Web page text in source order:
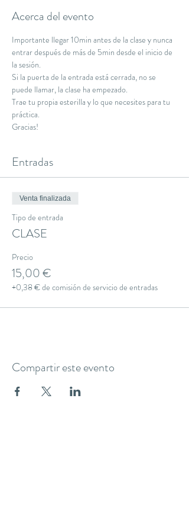
Acerca del evento
Importante llegar 10min antes de la clase y nunca
entrar después de más de 5min desde el inicio de
la sesión.
Si la puerta de la entrada está cerrada, no se
puede llamar, la clase ha empezado.
Trae tu propia esterilla y lo que necesites para tu
práctica.
Gracias!
Entradas
Venta finalizada
Tipo de entrada
CLASE
Precio
15,00 €
+0,38 € de comisión de servicio de entradas
Compartir este evento